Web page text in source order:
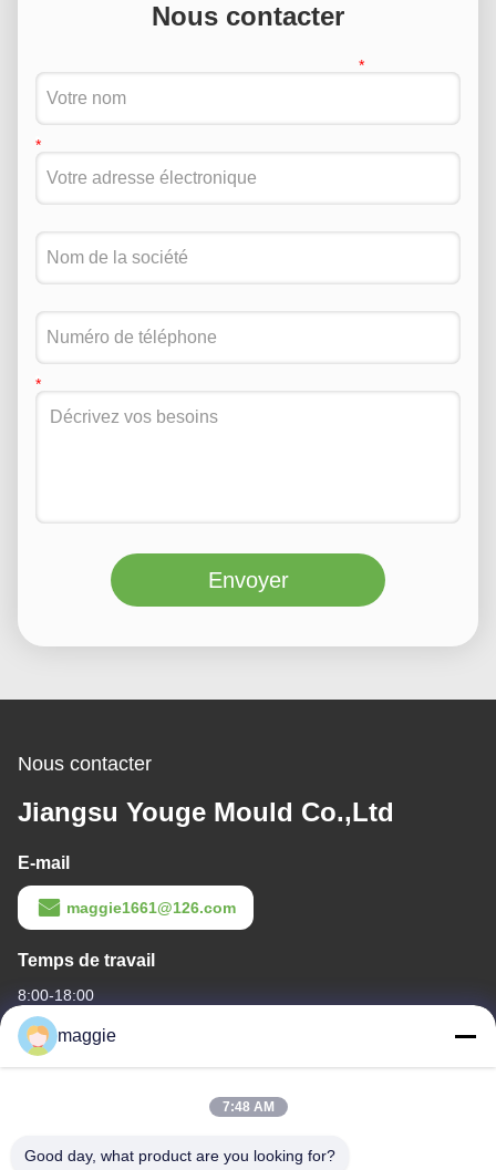
Nous contacter
Envoyer
Nous contacter
Jiangsu Youge Mould Co.,Ltd
E-mail
maggie1661@126.com
Temps de travail
8:00-18:00
Notre adresse
No. 69 rue Huimin Ouest, ville de Rugao, Nantong, Jiangsu,
maggie
7:48 AM
Good day, what product are you looking for?